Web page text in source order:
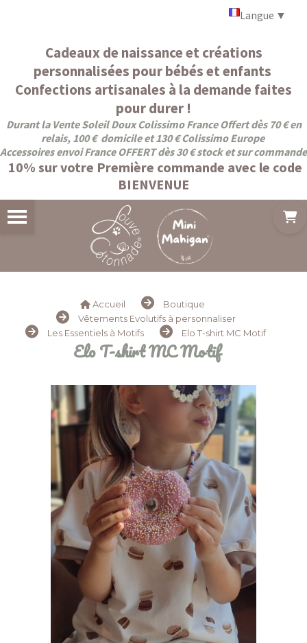
Cadeaux de naissance et créations
personnalisées pour bébés et enfants
Confections artisanales à la demande faites
pour durer !
Durant la Vente Soleil Doux Colissimo France Offert dès 70 € en
relais, 100 € domicile et 130 € Colissimo Europe
Accessoires envoi France OFFERT dès 30 € stock et sur commande
10% sur votre Première commande avec le code
BIENVENUE
Accueil
Boutique
Vêtements Evolutifs à personnaliser
Les Essentiels à Motifs
Elo T-shirt MC Motif
Elo T-shirt MC Motif
Langue ▼